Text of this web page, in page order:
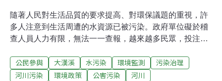
隨著人民對生活品質的要求提高、對環保議題的重視，許
多人注意到生活周遭的水資源已被污染。政府單位礙於稽
查人員人力有限，無法一一查報，越來越多民眾，投注心
持也督促」公部門進行河川污染的控制與改善。5日於新
莊棒球場，由綠色公民行動聯盟主辦的河川守望義工培力
公民參與 大漢溪 水污染 環境監測
污染治理
河川污染
環境政策 公害污染 河川